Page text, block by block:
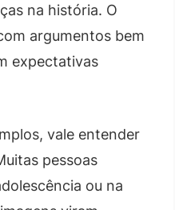
na história. O
argumentos bem
expectativas
vale entender
pessoas
ou na